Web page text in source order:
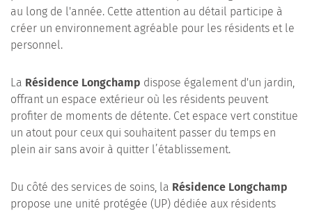
au long de l'année. Cette attention au détail participe à
créer un environnement agréable pour les résidents et le
personnel.
La Résidence Longchamp dispose également d'un jardin,
offrant un espace extérieur où les résidents peuvent
profiter de moments de détente. Cet espace vert constitue
un atout pour ceux qui souhaitent passer du temps en
plein air sans avoir à quitter l’établissement.
Du côté des services de soins, la Résidence Longchamp
propose une unité protégée (UP) dédiée aux résidents